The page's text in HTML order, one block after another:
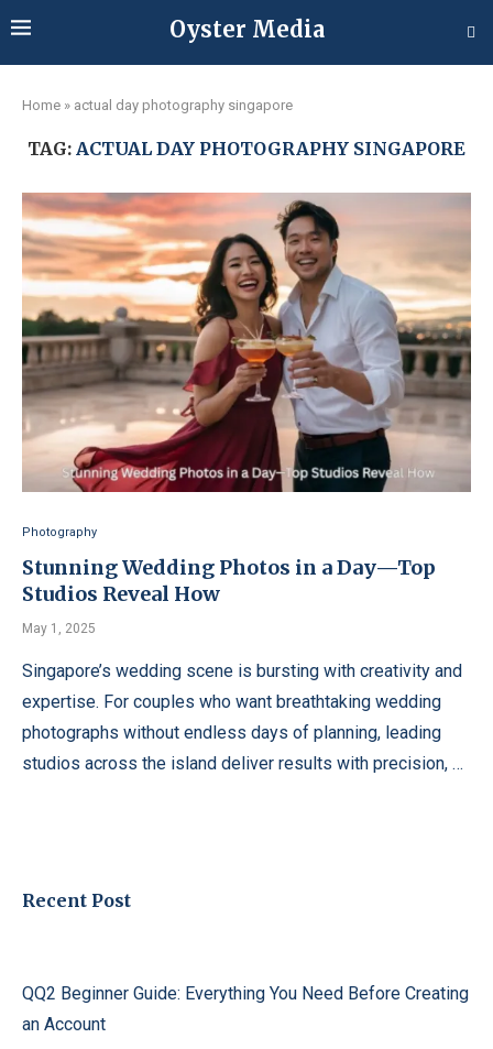
Oyster Media
Home » actual day photography singapore
TAG: ACTUAL DAY PHOTOGRAPHY SINGAPORE
Photography
Stunning Wedding Photos in a Day—Top
Studios Reveal How
May 1, 2025
Singapore’s wedding scene is bursting with creativity and
expertise. For couples who want breathtaking wedding
photographs without endless days of planning, leading
studios across the island deliver results with precision, …
Recent Post
QQ2 Beginner Guide: Everything You Need Before Creating
an Account